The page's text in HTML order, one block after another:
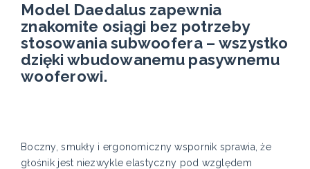
Model Daedalus zapewnia
znakomite osiągi bez potrzeby
stosowania subwoofera – wszystko
dzięki wbudowanemu pasywnemu
wooferowi.
Boczny, smukły i ergonomiczny wspornik sprawia, że
głośnik jest niezwykle elastyczny pod względem